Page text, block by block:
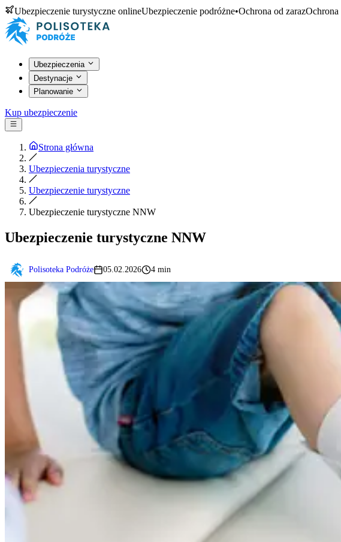
Ubezpieczenie turystyczne onlineUbezpieczenie podróżne•Ochrona od zarazOchrona
Ubezpieczenia
Destynacje
Planowanie
Kup ubezpieczenie
Strona główna
Ubezpieczenia turystyczne
Ubezpieczenie turystyczne
Ubezpieczenie turystyczne NNW
Ubezpieczenie turystyczne NNW
Polisoteka Podróże 05.02.2026 4 min